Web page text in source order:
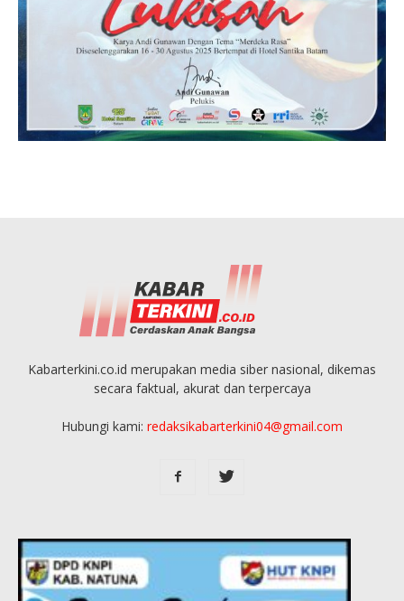
Kabarterkini.co.id merupakan media siber nasional, dikemas
secara faktual, akurat dan terpercaya
Hubungi kami: redaksikabarterkini04@gmail.com